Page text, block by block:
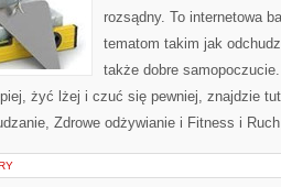
rozsądny. To internetowa
tematom takim jak
także dobre
żyć lżej i czuć się pewniej, znajdzie
Zdrowe odżywianie i Fitness i